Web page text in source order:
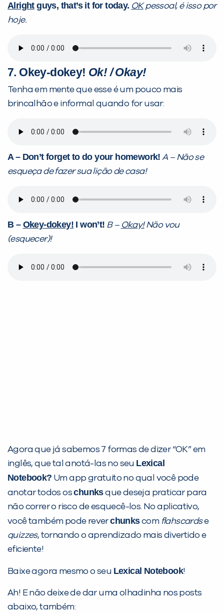
Alrightguys, that’s it for today. OKpessoal, é isso por
hoje.
7. Okey-dokey! Ok! / Okay!
Tenha em mente que esse é um pouco mais
brincalhão e informal quando for usar:
A – Don’t forget to do your homework! A – Não se
esqueça de fazer sua lição de casa!
B – Okey-dokey! I won’t! B – Okay!Não vou
(esquecer)!
Agora que já sabemos 7 formas de dizer “OK” em
inglês, que tal anotá-las no seu Lexical
Notebook? Um app gratuito no qual você pode
anotar todos oschunksque deseja praticar para
não correr o risco de esquecê-los. No aplicativo,
você também pode reverchunkscom flahscardse
quizzes, tornando o aprendizado mais divertido e
eficiente!
Baixe agora mesmo o seu Lexical Notebook!
Ah! E não deixe de dar uma olhadinha nos posts
abaixo, também: